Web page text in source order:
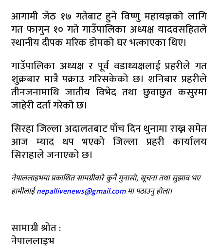
आगामी जेठ १७ गतेबाट हुने विष्णु महायज्ञको लागि
गत फागुन १० गते गाउँपालिका अध्यक्ष यादवसहितले
स्थानीय दीपक मरिक डोमको घर भत्काएका थिए।
गाउँपालिका अध्यक्ष र पूर्व वडाध्यक्षलाई प्रहरीले गत
शुक्रबार मात्रै पक्राउ गरिसकेको छ। शनिबार प्रहरीले
तीनजनामाथि जातीय विभेद तथा छुवाछुत कसुरमा
जाहेरी दर्ता गरेको छ।
सिरहा जिल्ला अदालतबाट पाँच दिन थुनामा राख्न समेत
आज म्याद थप भएको जिल्ला प्रहरी कार्यालय
सिराहाले जनाएको छ।
नेपाललाइभमा प्रकाशित सामग्रीबारे कुनै गुनासो, सूचना तथा सुझाव भए
हामीलाईnepallivenews@gmail.comमा पठाउनु होला।
सामाग्री श्रोत :
नेपाललाइभ